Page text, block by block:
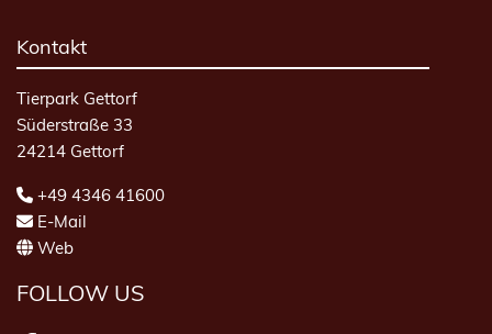
Kontakt
Tierpark Gettorf
Süderstraße 33
24214 Gettorf
+49 4346 41600
E-Mail
Web
FOLLOW US